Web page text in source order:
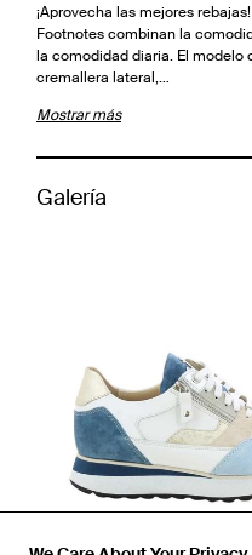
¡Aprovecha las mejores
Footnotes combinan la
la comodidad diaria. El modelo
cremallera lateral,…
Mostrar más
Galería